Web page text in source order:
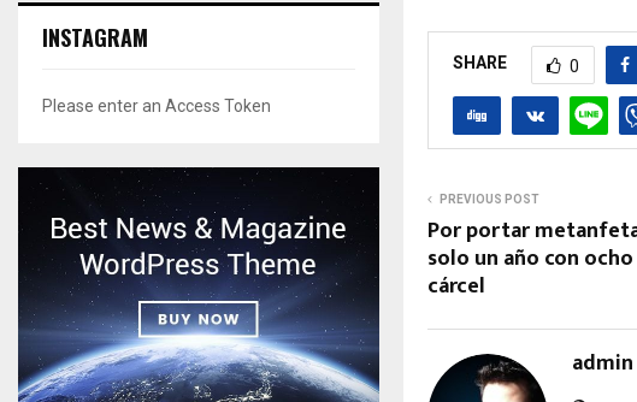
SHARE 0
PREVIOUS POST
Por portar
solo un año con
cárcel
admin
INSTAGRAM
Please enter an Access Token